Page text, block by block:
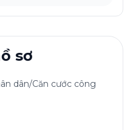
sơ
dân/Căn cước công